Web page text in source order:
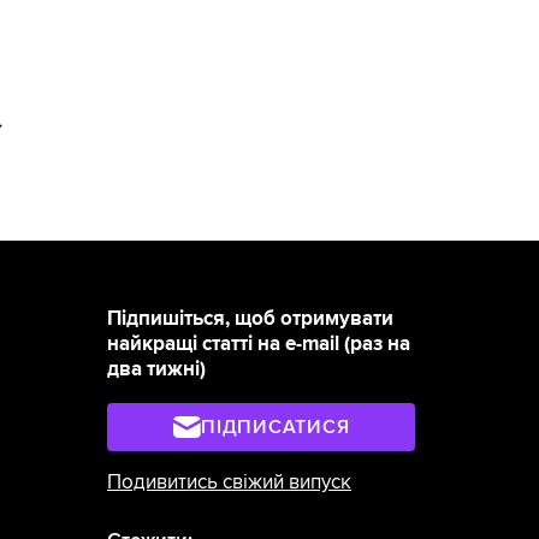
Підпишіться, щоб отримувати
найкращі статті на e-mail (раз на
два тижні)
ПІДПИСАТИСЯ
Подивитись свіжий випуск